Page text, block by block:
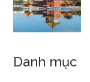
Danh mục